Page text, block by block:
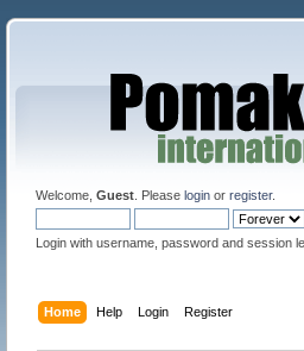
Welcome, Guest. Please loginor register.
Login with username, password and session
Home Help Login Register